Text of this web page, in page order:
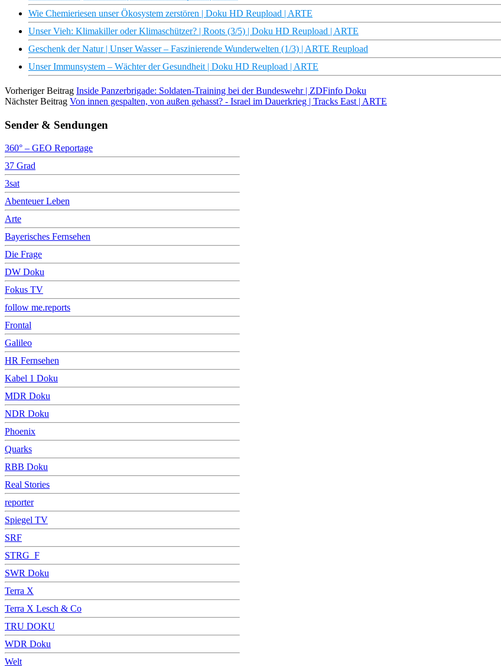
Wie Chemieriesen unser Ökosystem zerstören | Doku HD Reupload | ARTE
Unser Vieh: Klimakiller oder Klimaschützer? | Roots (3/5) | Doku HD Reupload | ARTE
Geschenk der Natur | Unser Wasser – Faszinierende Wunderwelten (1/3) | ARTE Reupload
Unser Immunsystem – Wächter der Gesundheit | Doku HD Reupload | ARTE
Vorheriger Beitrag Inside Panzerbrigade: Soldaten-Training bei der Bundeswehr | ZDFinfo Doku
Nächster Beitrag Von innen gespalten, von außen gehasst? - Israel im Dauerkrieg | Tracks East | ARTE
Sender & Sendungen
360° – GEO Reportage
37 Grad
3sat
Abenteuer Leben
Arte
Bayerisches Fernsehen
Die Frage
DW Doku
Fokus TV
follow me.reports
Frontal
Galileo
HR Fernsehen
Kabel 1 Doku
MDR Doku
NDR Doku
Phoenix
Quarks
RBB Doku
Real Stories
reporter
Spiegel TV
SRF
STRG_F
SWR Doku
Terra X
Terra X Lesch & Co
TRU DOKU
WDR Doku
Welt